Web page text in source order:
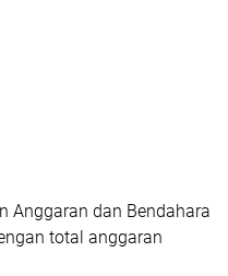
Anggaran dan Bendahara
total anggaran